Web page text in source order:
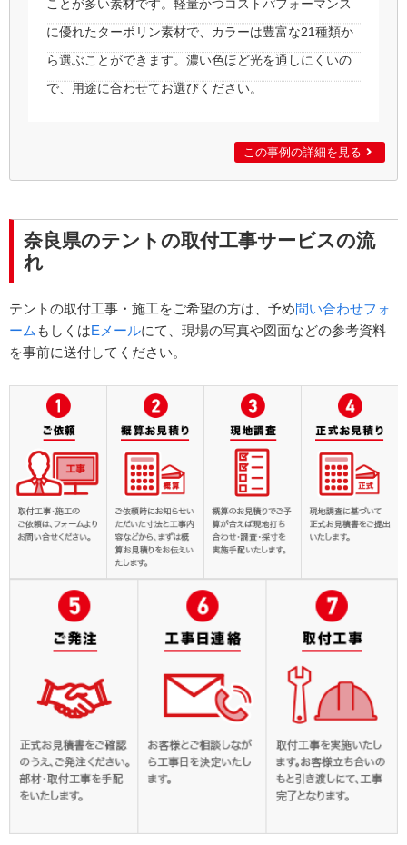
この事例の詳細を見る
ことが多い素材です。軽量かつコストパフォーマンス
に優れたターポリン素材で、カラーは豊富な21種類か
ら選ぶことができます。濃い色ほど光を通しにくいの
で、用途に合わせてお選びください。
奈良県のテントの取付工事サービスの流
れ
テントの取付工事・施工をご希望の方は、予め問い合わせフォ
ーム もしくはEメールにて、現場の写真や図面などの参考資料
を事前に送付してください。